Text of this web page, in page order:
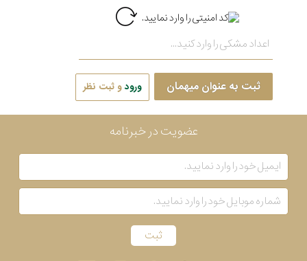
ثبت به عنوان میهمان ورودو ثبت نظر
عضویت در خبرنامه